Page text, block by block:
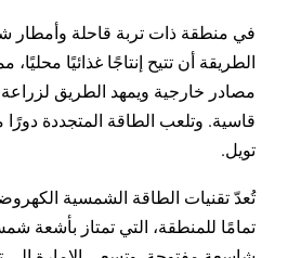
في منطقة ذات تربة قاحلة وأمطار
الطريقة أن تتيح إنتاجًا غذائيًا
مصادر خارجية ويمهد الطريق
قاسية. وتلعب الطاقة المتجددة دورًا
تويل.
تُعدّ تقنيات الطاقة الشمسية
تمامًا للمنطقة، التي تمتاز بأشعة